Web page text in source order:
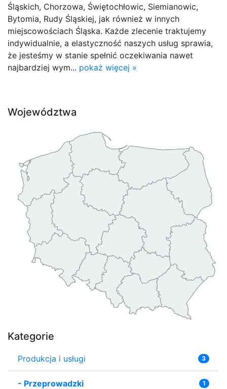
Śląskich, Chorzowa, Świętochłowic, Siemianowic,
Bytomia, Rudy Śląskiej, jak również w innych
miejscowościach Śląska. Każde zlecenie traktujemy
indywidualnie, a elastyczność naszych usług sprawia,
że jesteśmy w stanie spełnić oczekiwania nawet
najbardziej wym... pokaż więcej »
Województwa
Kategorie
Produkcja i usługi 3
- Przeprowadzki 1